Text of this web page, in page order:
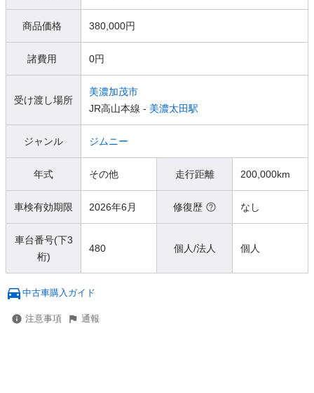
商品価格 380,000円
諸費用 0円
受け渡し場所
美濃加茂市
JR高山本線 - 美濃太田駅
ジャンル ジムニー
年式 その他 走行距離 200,000km
車検有効期限 2026年6月 修復歴 なし
車台番号(下3
桁)
480 個人/法人 個人
中古車購入ガイド
注意事項 通報